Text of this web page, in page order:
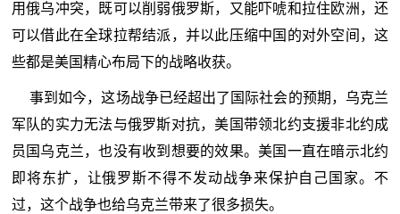
用俄乌冲突，既可以削弱俄罗斯，又能吓唬和拉住欧洲，还
可以借此在全球拉帮结派，并以此压缩中国的对外空间，这
些都是美国精心布局下的战略收获。
事到如今，这场战争已经超出了国际社会的预期，乌克兰
军队的实力无法与俄罗斯对抗，美国带领北约支援非北约成
员国乌克兰，也没有收到想要的效果。美国一直在暗示北约
即将东扩，让俄罗斯不得不发动战争来保护自己国家。不
过，这个战争也给乌克兰带来了很多损失。